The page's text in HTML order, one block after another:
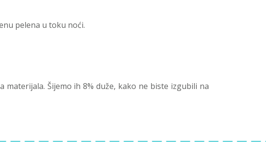
pelena u toku noći.
materijala. Šijemo ih 8% duže, kako ne biste izgubili na